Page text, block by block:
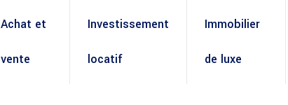
Achat et
vente
Investissement
locatif
Immobilier
de luxe